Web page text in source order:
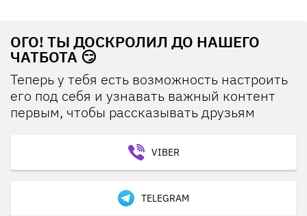
ОГО! ТЫ ДОСКРОЛИЛ ДО НАШЕГО
ЧАТБОТА 😏
Теперь у тебя есть возможность настроить
его под себя и узнавать важный контент
первым, чтобы рассказывать друзьям
VIBER
TELEGRAM